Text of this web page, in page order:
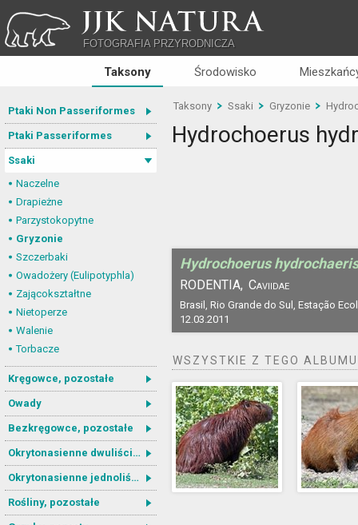
JJK NATURA
FOTOGRAFIA PRZYRODNICZA
Taksony Środowisko
Ptaki Non Passeriformes
Ptaki Passeriformes
Ssaki
Naczelne
Drapieżne
Parzystokopytne
Gryzonie
Szczerbaki
Owadożery (Eulipotyphla)
Zającokształtne
Nietoperze
Walenie
Torbacze
Kręgowce, pozostałe
Owady
Bezkręgowce, pozostałe
Okrytonasienne dwuliścienne
Okrytonasienne jednoliścienne
Rośliny, pozostałe
Taksony Ssaki Gryzonie
Hydrochoerus
Hydrochoerus hydrochaeris
RODENTIA, Caviidae
Brasil, Rio Grande do Sul, Estação
12.03.2011
WSZYSTKIE Z TEGO ALBUMU